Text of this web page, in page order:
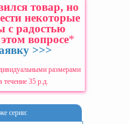
товар, но
некоторые
с радостью
вопросе*
>>>
размерами
течение 35 р.д.
серии: